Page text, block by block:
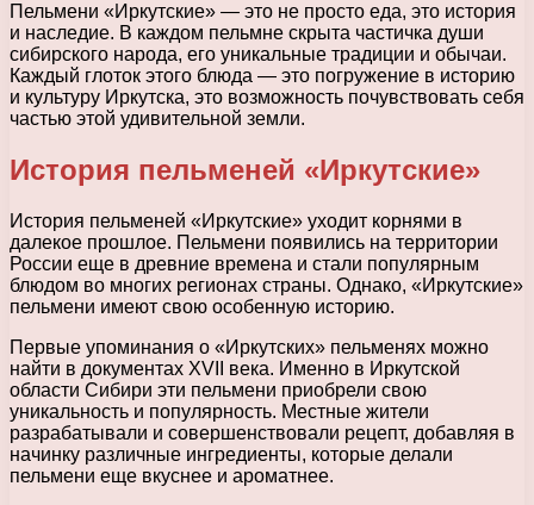
Пельмени «Иркутские» — это не просто еда, это история
и наследие. В каждом пельмне скрыта частичка души
сибирского народа, его уникальные традиции и обычаи.
Каждый глоток этого блюда — это погружение в историю
и культуру Иркутска, это возможность почувствовать себя
частью этой удивительной земли.
История пельменей «Иркутские»
История пельменей «Иркутские» уходит корнями в
далекое прошлое. Пельмени появились на территории
России еще в древние времена и стали популярным
блюдом во многих регионах страны. Однако, «Иркутские»
пельмени имеют свою особенную историю.
Первые упоминания о «Иркутских» пельменях можно
найти в документах XVII века. Именно в Иркутской
области Сибири эти пельмени приобрели свою
уникальность и популярность. Местные жители
разрабатывали и совершенствовали рецепт, добавляя в
начинку различные ингредиенты, которые делали
пельмени еще вкуснее и ароматнее.